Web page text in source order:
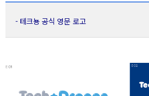
- 테크뇽 공식 영문 로고